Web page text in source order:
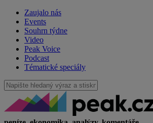
Zaujalo nás
Events
Souhrn týdne
Video
Peak Voice
Podcast
Tématické speciály